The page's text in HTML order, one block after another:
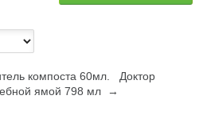
компоста 60мл.
Доктор
ямой 798 мл →